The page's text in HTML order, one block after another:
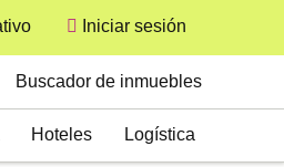
User
Iniciar sesión
Hoteles Logística
Buscador de inmuebles